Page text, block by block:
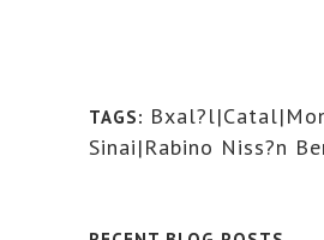
TAGS:
Sinai|Rabino Niss?n